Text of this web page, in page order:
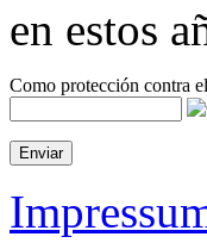
en estos
Como protección contra